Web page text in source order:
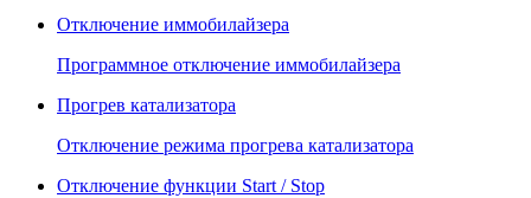
Отключение иммобилайзера
Программное отключение иммобилайзера
Прогрев катализатора
Отключение режима прогрева катализатора
Отключение функции Start / Stop